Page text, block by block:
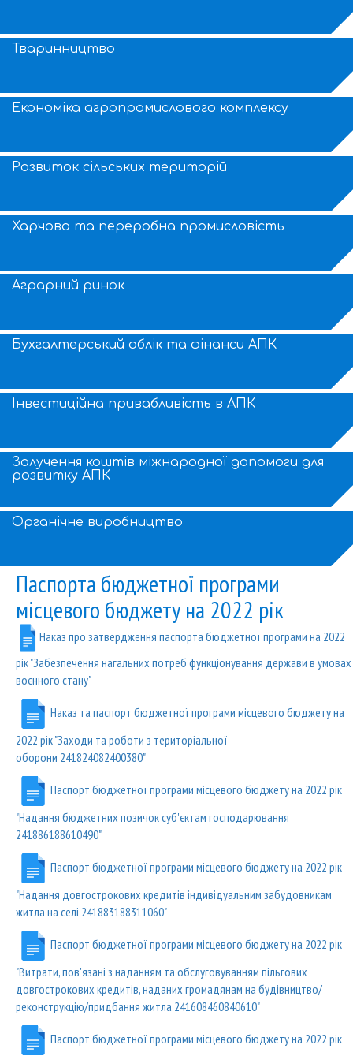
Тваринництво
Економіка агропромислового комплексу
Розвиток сільських територій
Харчова та переробна промисловість
Аграрний ринок
Бухгалтерський облік та фінанси АПК
Інвестиційна привабливість в АПК
Залучення коштів міжнародної допомоги для
розвитку АПК
Органічне виробництво
Паспорта бюджетної програми
місцевого бюджету на 2022 рік
Наказ про затвердження паспорта бюджетної програми на 2022
рік "Забезпечення нагальних потреб функціонування держави в умовах
воєнного стану"
Наказ та паспорт бюджетної програми місцевого бюджету на
2022 рік "Заходи та роботи з територіальної
оборони 241824082400380"
Паспорт бюджетної програми місцевого бюджету на 2022 рік
"Надання бюджетних позичок суб'єктам господарювання
241886188610490"
Паспорт бюджетної програми місцевого бюджету на 2022 рік
"Надання довгострокових кредитів індивідуальним забудовникам
житла на селі 241883188311060"
Паспорт бюджетної програми місцевого бюджету на 2022 рік
"Витрати, пов'язані з наданням та обслуговуванням пільгових
довгострокових кредитів, наданих громадянам на будівництво/
реконструкцію/придбання житла 241608460840610"
Паспорт бюджетної програми місцевого бюджету на 2022 рік